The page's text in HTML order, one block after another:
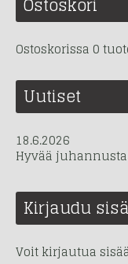
Ostoskorissa 0
Uutiset
18.6.2026
Hyvää
Kirjaudu
Voit kirjautua